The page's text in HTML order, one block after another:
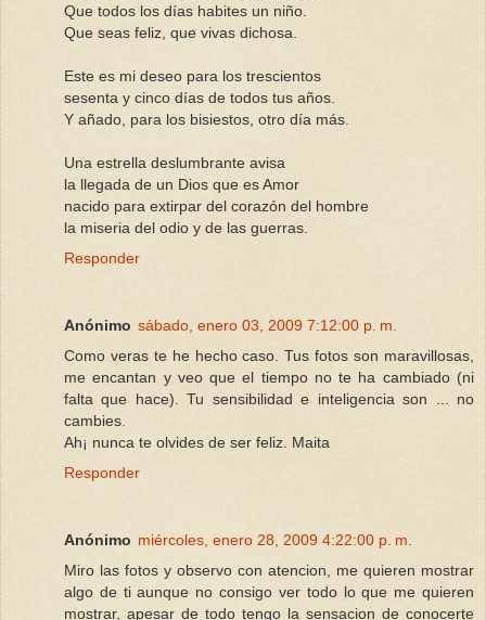
Que todos los días habites un niño.
Que seas feliz, que vivas dichosa.
Este es mi deseo para los trescientos
sesenta y cinco días de todos tus años.
Y añado, para los bisiestos, otro día más.
Una estrella deslumbrante avisa
la llegada de un Dios que es Amor
nacido para extirpar del corazón del hombre
la miseria del odio y de las guerras.
Responder
Anónimo sábado, enero 03, 2009 7:12:00 p. m.
Como veras te he hecho caso. Tus fotos son maravillosas,
me encantan y veo que el tiempo no te ha cambiado (ni
falta que hace). Tu sensibilidad e inteligencia son ... no
cambies.
Ah¡ nunca te olvides de ser feliz. Maita
Responder
Anónimo miércoles, enero 28, 2009 4:22:00 p. m.
Miro las fotos y observo con atencion, me quieren mostrar
algo de ti aunque no consigo ver todo lo que me quieren
mostrar, apesar de todo tengo la sensacion de conocerte